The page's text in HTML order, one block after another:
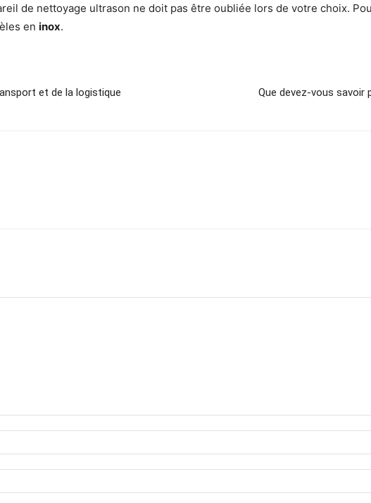
de nettoyage ultrason ne doit pas être oubliée lors de votre choix.
en inox.
et de la logistique Que devez-vous savoir